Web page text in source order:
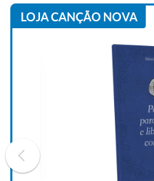
LOJA CANÇÃO NOVA